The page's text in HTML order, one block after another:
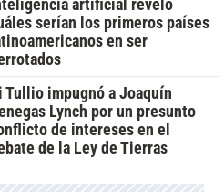
artificial reveló
serían los primeros países
en ser
Tullio impugnó a Joaquín
Lynch por un presunto
de intereses en el
de la Ley de Tierras